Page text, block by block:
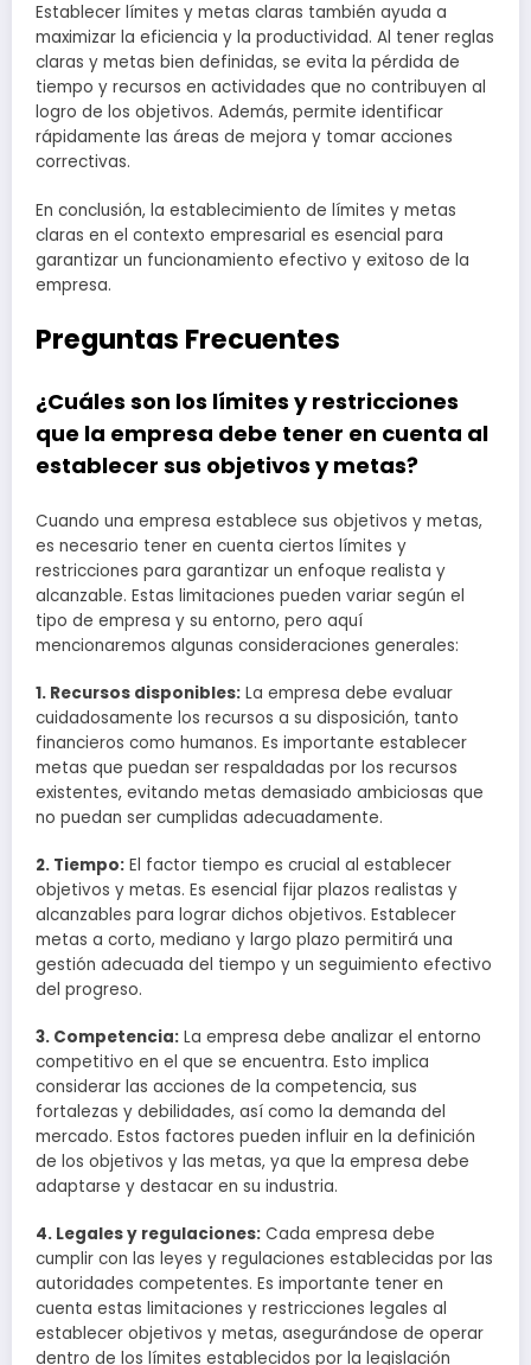
Establecer límites y metas claras también ayuda a
maximizar la eficiencia y la productividad. Al tener reglas
claras y metas bien definidas, se evita la pérdida de
tiempo y recursos en actividades que no contribuyen al
logro de los objetivos. Además, permite identificar
rápidamente las áreas de mejora y tomar acciones
correctivas.
En conclusión, la establecimiento de límites y metas
claras en el contexto empresarial es esencial para
garantizar un funcionamiento efectivo y exitoso de la
empresa.
Preguntas Frecuentes
¿Cuáles son los límites y restricciones
que la empresa debe tener en cuenta al
establecer sus objetivos y metas?
Cuando una empresa establece sus objetivos y metas,
es necesario tener en cuenta ciertos límites y
restricciones para garantizar un enfoque realista y
alcanzable. Estas limitaciones pueden variar según el
tipo de empresa y su entorno, pero aquí
mencionaremos algunas consideraciones generales:
1. Recursos disponibles: La empresa debe evaluar
cuidadosamente los recursos a su disposición, tanto
financieros como humanos. Es importante establecer
metas que puedan ser respaldadas por los recursos
existentes, evitando metas demasiado ambiciosas que
no puedan ser cumplidas adecuadamente.
2. Tiempo: El factor tiempo es crucial al establecer
objetivos y metas. Es esencial fijar plazos realistas y
alcanzables para lograr dichos objetivos. Establecer
metas a corto, mediano y largo plazo permitirá una
gestión adecuada del tiempo y un seguimiento efectivo
del progreso.
3. Competencia: La empresa debe analizar el entorno
competitivo en el que se encuentra. Esto implica
considerar las acciones de la competencia, sus
fortalezas y debilidades, así como la demanda del
mercado. Estos factores pueden influir en la definición
de los objetivos y las metas, ya que la empresa debe
adaptarse y destacar en su industria.
4. Legales y regulaciones: Cada empresa debe
cumplir con las leyes y regulaciones establecidas por las
autoridades competentes. Es importante tener en
cuenta estas limitaciones y restricciones legales al
establecer objetivos y metas, asegurándose de operar
dentro de los límites establecidos por la legislación